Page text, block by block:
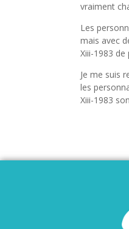
vraiment
Les
mais avec
Xiii-1983
Je me suis
les
Xiii-1983